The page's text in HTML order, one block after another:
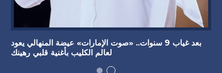
بعد غياب 9 سنوات.. «صوت الإمارات» عيضة المنهالي يعود
لعالم الكليب بأغنية قلبي رهينك